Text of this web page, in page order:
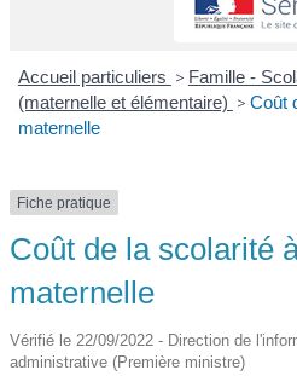
Accueil particuliers > Famille -
(maternelle et élémentaire) > Coût
maternelle
Fiche pratique
Coût de la scolarité
maternelle
Vérifié le 22/09/2022 - Direction de
administrative (Première ministre)